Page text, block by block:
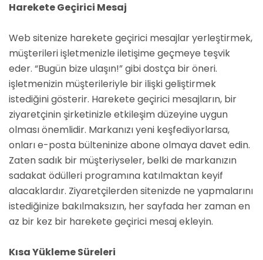
Harekete Geçirici Mesaj
Web sitenize harekete geçirici mesajlar yerleştirmek,
müşterileri işletmenizle iletişime geçmeye teşvik
eder. “Bugün bize ulaşın!” gibi dostça bir öneri.
işletmenizin müşterileriyle bir ilişki geliştirmek
istediğini gösterir. Harekete geçirici mesajların, bir
ziyaretçinin şirketinizle etkileşim düzeyine uygun
olması önemlidir. Markanızı yeni keşfediyorlarsa,
onları e-posta bülteninize abone olmaya davet edin.
Zaten sadık bir müşteriyseler, belki de markanızın
sadakat ödülleri programına katılmaktan keyif
alacaklardır. Ziyaretçilerden sitenizde ne yapmalarını
istediğinize bakılmaksızın, her sayfada her zaman en
az bir kez bir harekete geçirici mesaj ekleyin.
Kısa Yükleme Süreleri